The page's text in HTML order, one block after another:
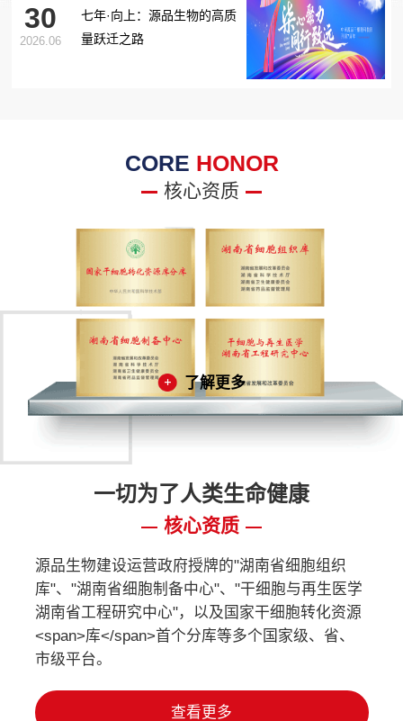
30
2026.06
七年·向上：源品生物的高质
量跃迁之路
CORE HONOR
核心资质
了解更多
一切为了人类生命健康
核心资质
源品生物建设运营政府授牌的"湖南省细胞组织
库"、"湖南省细胞制备中心"、"干细胞与再生医学
湖南省工程研究中心"，以及国家干细胞转化资源
<span>库</span>首个分库等多个国家级、省、
市级平台。
查看更多